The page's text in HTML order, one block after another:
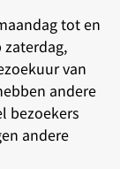
tot en
zaterdag,
van
andere
bezoekers
andere